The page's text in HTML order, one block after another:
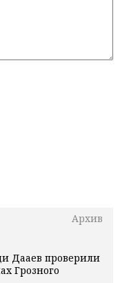
Архив
Дааев проверили
Грозного